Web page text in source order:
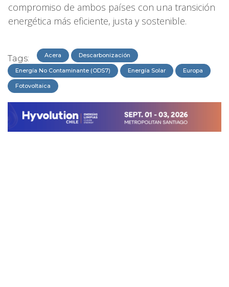
compromiso de ambos países con una transición
energética más eficiente, justa y sostenible.
Tags: Acera Descarbonización
Energía No Contaminante (ODS7) Energía Solar Europa
Fotovoltaica